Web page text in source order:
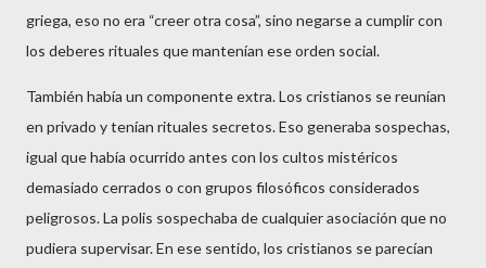
griega, eso no era “creer otra cosa”, sino negarse a cumplir con
los deberes rituales que mantenían ese orden social.
También había un componente extra. Los cristianos se reunían
en privado y tenían rituales secretos. Eso generaba sospechas,
igual que había ocurrido antes con los cultos mistéricos
demasiado cerrados o con grupos filosóficos considerados
peligrosos. La polis sospechaba de cualquier asociación que no
pudiera supervisar. En ese sentido, los cristianos se parecían